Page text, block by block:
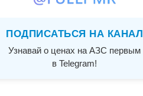
ПОДПИСАТЬСЯ НА КАНАЛ
Узнавай о ценах на АЗС первым
в Telegram!